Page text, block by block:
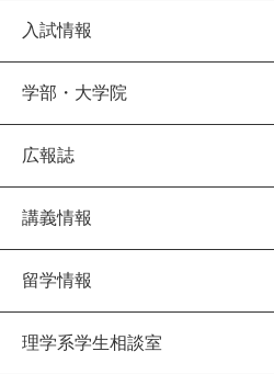
入試情報
学部・大学院
広報誌
講義情報
留学情報
理学系学生相談室